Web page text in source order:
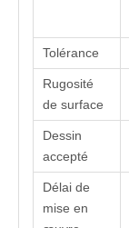
Tolérance
Rugosité
de surface
Dessin
accepté
Délai de
mise en